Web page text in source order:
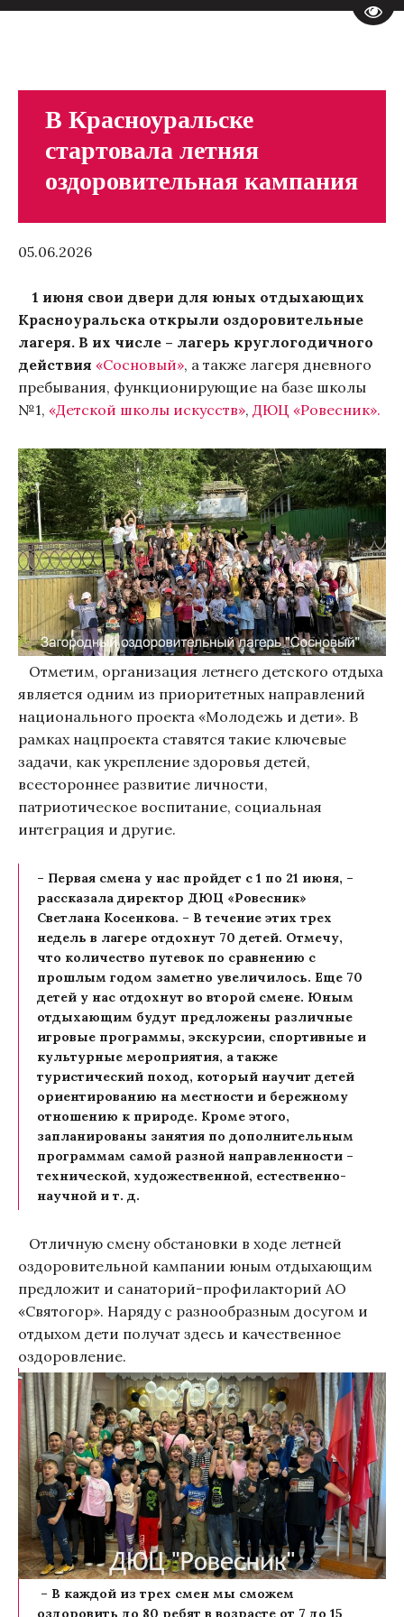
В Красноуральске
стартовала летняя
оздоровительная кампания
05.06.2026
1 июня свои двери для юных отдыхающих
Красноуральска открыли оздоровительные
лагеря. В их числе – лагерь круглогодичного
действия «Сосновый», а также лагеря дневного
пребывания, функционирующие на базе школы
№1, «Детской школы искусств», ДЮЦ «Ровесник».
Отметим, организация летнего детского отдыха
является одним из приоритетных направлений
национального проекта «Молодежь и дети». В
рамках нацпроекта ставятся такие ключевые
задачи, как укрепление здоровья детей,
всестороннее развитие личности,
патриотическое воспитание, социальная
интеграция и другие.
– Первая смена у нас пройдет с 1 по 21 июня, –
рассказала директор ДЮЦ «Ровесник»
Светлана Косенкова. – В течение этих трех
недель в лагере отдохнут 70 детей. Отмечу,
что количество путевок по сравнению с
прошлым годом заметно увеличилось. Еще 70
детей у нас отдохнут во второй смене. Юным
отдыхающим будут предложены различные
игровые программы, экскурсии, спортивные и
культурные мероприятия, а также
туристический поход, который научит детей
ориентированию на местности и бережному
отношению к природе. Кроме этого,
запланированы занятия по дополнительным
программам самой разной направленности –
технической, художественной, естественно-
научной и т. д.
Отличную смену обстановки в ходе летней
оздоровительной кампании юным отдыхающим
предложит и санаторий-профилакторий АО
«Святогор». Наряду с разнообразным досугом и
отдыхом дети получат здесь и качественное
оздоровление.
– В каждой из трех смен мы сможем
оздоровить до 80 ребят в возрасте от 7 до 15